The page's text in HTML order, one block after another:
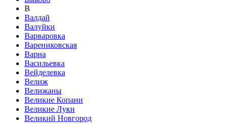
В
Валдай
Валуйки
Варваровка
Варениковская
Варна
Васильевка
Вейделевка
Велиж
Велижаны
Великие Копани
Великие Луки
Великий Новгород